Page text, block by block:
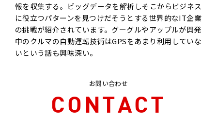
報を収集する。 ビッグデータを解析しそこからビジネス
に役立つパターンを見つけだそうとする世界的なIT企業
の挑戦が紹介されています。グーグルやアップルが開発
中のクルマの自動運転技術はGPSをあまり利用していな
いという話も興味深い。
お問い合わせ
CONTACT